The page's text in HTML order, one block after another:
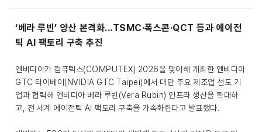
‘베라 루빈’ 양산 본격화...TSMC·폭스콘·QCT 등과 에이전
틱 AI 팩토리 구축 추진
엔비디아가 컴퓨텍스(COMPUTEX) 2026을 맞이해 개최한 엔비디아
GTC 타이베이(NVIDIA GTC Taipei)에서 대만 주요 제조업 선도 기
업과 협력해 엔비디아 베라 루빈(Vera Rubin) 인프라 생산을 확대하
고, 전 세계 에이전틱 AI 팩토리 구축을 가속화한다고 발표했다.